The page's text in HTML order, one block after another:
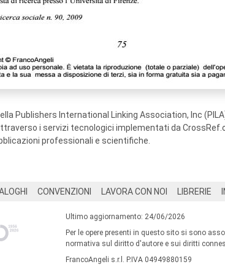
Publishers International Linking Association, Inc
i servizi tecnologici implementati da
professionali e scientifiche.
CONVENZIONI LAVORA CON NOI LIBRERIE
Ultimo aggiornamento: 24/06/2026
Per le opere presenti in questo sito si sono
normativa sul diritto d'autore e sui diritti
FrancoAngeli s.r.l. P.IVA 04949880159